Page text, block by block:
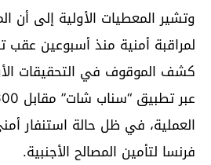
وتشير المعطيات الأولية إلى أن
لمراقبة أمنية منذ أسبوعين عقب
كشف الموقوف في التحقيقات
العملية، في ظل حالة استنفار
فرنسا لتأمين المصالح الأجنبية.